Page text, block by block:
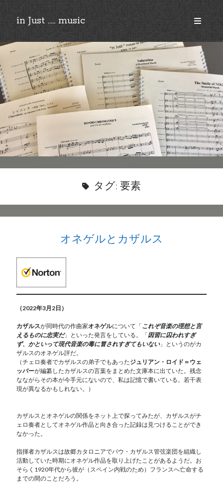
in Just ..... music
open
primary
menu
Sidebar
©︎2018-2025 by Ken’ichi MASAKADO, All rights reserved.
タグ: 要素
オネゲルとカザルス
（2022年3月2日）
カザルスが同時代の作曲家オネゲルについて「これぞ音楽の理想と言
えるものに忠実だ」といった発言をしている。「因習に囚われすぎ
ず、かといって現代音楽の毒に冒されすぎてもいない」というのがカ
ザルスのオネゲル評だ。
（チェロ奏者でカザルスの弟子でもあったジュリアン・ロイド＝ウェ
ッバーが編纂したカザルスの言葉をまとめた文庫本に出ていた。残念
なながらその本が今手元にないので、私は記憶で書いている。若干表
現が異なるかもしれない。）
カザルスとオネゲルの関係をネット上で探ってみたが、カザルスがチ
ェロ奏者としてオネゲル作品と向き合った記録は見つけることができ
なかった。
指揮者カザルスは故郷カタロニアでパウ・カザルス管弦楽団を組織し
活動していた時期にオネゲル作品を取り上げたことがあるようだ。お
そらく1920年代から彼が（スペイン内戦のため）フランスへ亡命する
までの間のことだろう。